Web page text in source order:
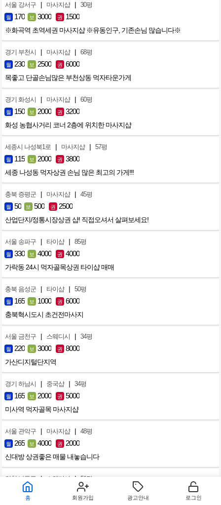
서울 강서구 | 마사지샵 | 30평
월 170 보 3000 권 1500
※화곡역 초역세권 마사지샵 ※유동인구, 기존손님 많습니다※
경기 부천시 | 마사지샵 | 68평
월 230 보 2500 권 6000
목좋고 단골손님많은 부천상동 먹자타운가게
경기 화성시 | 마사지샵 | 60평
월 150 보 2000 권 3200
화성 농협사거리 코너 2층에 위치한 마사지샵
세종시 나성북1로 | 마사지샵 | 57평
월 115 보 2000 권 3800
세종 나성동 먹자상권 손님 많은 최고의 가게!!!
충북 증평군 | 마사지샵 | 45평
월 50 보 500 권 2500
산업단지/정통시장상권 샵! 직접오셔서 살펴보세요!
서울 송파구 | 타이샵 | 85평
월 330 보 4000 권 4000
가락동 24시 먹자골목상권 타이샵 매매
충북 음성군 | 타이샵 | 50평
월 165 보 1000 권 6000
충북혁시도시 초건전마사지
서울 금천구 | 스웨디시 | 34평
월 220 보 3000 권 8000
가산디지털단지역
경기 하남시 | 중국샵 | 34평
월 165 보 2000 권 5000
미사역 먹자골목 마사지샵
서울 관악구 | 마사지샵 | 48평
월 265 보 4000 권 2000
신대방 상권좋은 매물 내놓습니다
인천 남동구 | 스웨디시 | 51평
187 보 3500
홈 회원가입 광고안내 로그인